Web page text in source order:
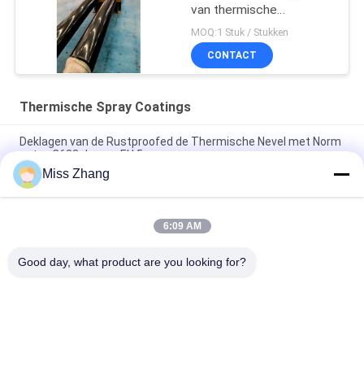
van thermische
spuitcoatings
MOQ:1 Stuk / Stukken
CONTACT
Thermische Spray Coatings
Deklagen van de Rustproofed de Thermische Nevel met Norm
astm-C633 de nen-EU 5
De thermische Schuring Op hoge temperatuur Bestand astm-
C633 van de Nevel Ceramische Deklaag
Corrosiebestendige zuigerstangen met thermische
Miss Zhang
6:09 AM
Good day, what product are you looking for?